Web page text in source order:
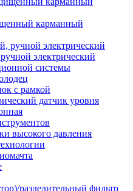
карманный
электрический
системы
с рамкой
датчик уровня
высокого давления